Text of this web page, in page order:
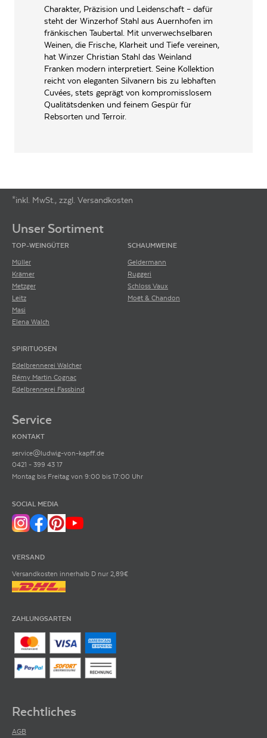
PRODUZENT / ABFÜLLER / HERSTELLER
Christian Stahl, Lange
Dorfstrasse 21, 97215
Auernhofen
WEINTYPGESCHMACK Trocken
ARTIKELNUMMER 106166
Charakter, Präzision und Leidenschaft – dafür
steht der Winzerhof Stahl aus Auernhofen im
fränkischen Taubertal. Mit unverwechselbaren
Weinen, die Frische, Klarheit und Tiefe vereinen,
hat Winzer Christian Stahl das Weinland
Franken modern interpretiert. Seine Kollektion
reicht von eleganten Silvanern bis zu lebhaften
Cuvées, stets geprägt von kompromisslosem
Qualitätsdenken und feinem Gespür für
Rebsorten und Terroir.
*inkl. MwSt., zzgl. Versandkosten
Unser Sortiment
TOP-WEINGÜTER
Müller
Krämer
Metzger
Leitz
Masi
Elena Walch
SCHAUMWEINE
Geldermann
Ruggeri
Schloss Vaux
Moët & Chandon
SPIRITUOSEN
Edelbrennerei Walcher
Rémy Martin Cognac
Edelbrennerei Fassbind
Service
KONTAKT
service@ludwig-von-kapff.de
0421 - 399 43 17
Montag bis Freitag von 9:00 bis 17:00 Uhr
SOCIAL MEDIA
VERSAND
Versandkosten innerhalb D nur 2,89€
ZAHLUNGSARTEN
Rechtliches
AGB